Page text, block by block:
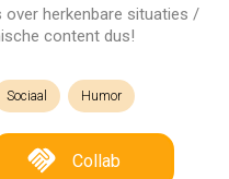
over herkenbare situaties /
content dus!
Sociaal Humor
Collab